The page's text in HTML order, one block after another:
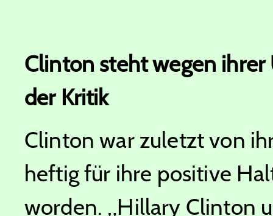
Clinton steht wegen ihrer
der Kritik
Clinton war zuletzt von
heftig für ihre positive
worden. „Hillary Clinton